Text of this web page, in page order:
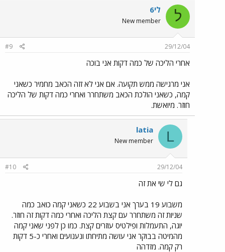
ל לי6
New member
29/12/04
#9
אחרי הליכה של כמה דקות אני בוכה
אני מרגישה ממש תקועה. אם אני לא זזה הכאב מחמיר כשאני
קמה, כשאני הולכת הכאב משתחרר ואחרי כמה דקות של הליכה
חוזר. מיואשת.
L
latia
New member
29/12/04
#10
גם לי שי את זה
משבוע 19 בערך אני בשבוע 22 כשאני קמה כואב כמה
שניות זה משתחרר עם קצת הליכה ואחרי כמה דקות זה חוזר.
יוגה, התעמלות ופילטיס עוזרים קצת. כמו כן לפני שאני קמה
מהמיטה בבוקר אני עושה מתיחתו ונענועים ואחרי כ-5 דקות
רק קמה. מזדהה